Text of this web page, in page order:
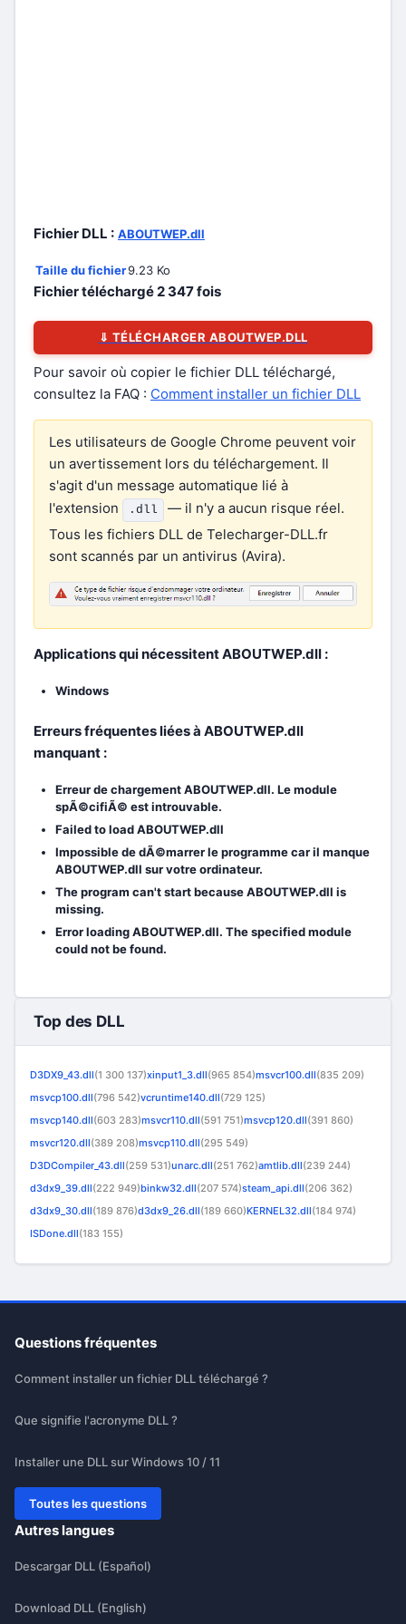
Fichier DLL : ABOUTWEP.dll
Taille du fichier9.23 Ko
Fichier téléchargé2 347fois
⇓ TÉLÉCHARGER ABOUTWEP.DLL
Pour savoir où copier le fichier DLL téléchargé,
consultez la FAQ : Comment installer un fichier DLL
Les utilisateurs de Google Chrome peuvent voir
un avertissement lors du téléchargement. Il
s'agit d'un message automatique lié à
l'extension
.dll
— il n'y a aucun risque réel.
Tous les fichiers DLL de Telecharger-DLL.fr
sont scannés par un antivirus (Avira).
Applications qui nécessitent ABOUTWEP.dll :
Windows
Erreurs fréquentes liées à ABOUTWEP.dll
manquant :
Erreur de chargement ABOUTWEP.dll. Le module
spÃ©cifiÃ© est introuvable.
Failed to load ABOUTWEP.dll
Impossible de dÃ©marrer le programme car il manque
ABOUTWEP.dll sur votre ordinateur.
The program can't start because ABOUTWEP.dll is
missing.
Error loading ABOUTWEP.dll. The specified module
could not be found.
Top des DLL
D3DX9_43.dll(1 300 137)xinput1_3.dll(965 854)msvcr100.dll(835 209)
msvcp100.dll(796 542)vcruntime140.dll(729 125)
msvcp140.dll(603 283)msvcr110.dll(591 751)msvcp120.dll(391 860)
msvcr120.dll(389 208)msvcp110.dll(295 549)
D3DCompiler_43.dll(259 531)unarc.dll(251 762)amtlib.dll(239 244)
d3dx9_39.dll(222 949)binkw32.dll(207 574)steam_api.dll(206 362)
d3dx9_30.dll(189 876)d3dx9_26.dll(189 660)KERNEL32.dll(184 974)
ISDone.dll(183 155)
Questions fréquentes
Comment installer un fichier DLL téléchargé ?
Que signifie l'acronyme DLL ?
Installer une DLL sur Windows 10 / 11
Toutes les questions
Autres langues
Descargar DLL (Español)
Download DLL (English)